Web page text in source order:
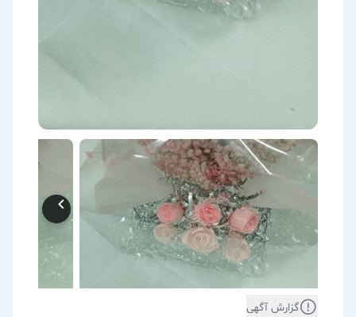
گزارش آگهی